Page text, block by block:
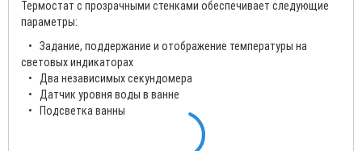
Термостат с прозрачными стенками обеспечивает следующие
параметры:
• Задание, поддержание и отображение температуры на
световых индикаторах
• Два независимых секундомера
• Датчик уровня воды в ванне
• Подсветка ванны